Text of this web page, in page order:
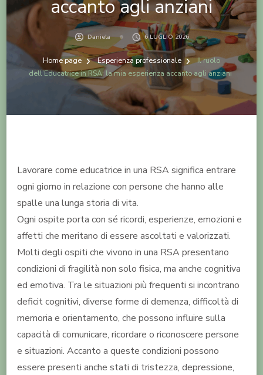
accanto agli anziani
Daniela 6 LUGLIO 2026
Home page Esperienza professionale
Il ruolo
dell’Educatrice in RSA: la mia esperienza accanto agli anziani
Lavorare come educatrice in una RSA significa entrare
ogni giorno in relazione con persone che hanno alle
spalle una lunga storia di vita.
Ogni ospite porta con sé ricordi, esperienze, emozioni e
affetti che meritano di essere ascoltati e valorizzati.
Molti degli ospiti che vivono in una RSA presentano
condizioni di fragilità non solo fisica, ma anche cognitiva
ed emotiva. Tra le situazioni più frequenti si incontrano
deficit cognitivi, diverse forme di demenza, difficoltà di
memoria e orientamento, che possono influire sulla
capacità di comunicare, ricordare o riconoscere persone
e situazioni. Accanto a queste condizioni possono
essere presenti anche stati di tristezza, depressione,